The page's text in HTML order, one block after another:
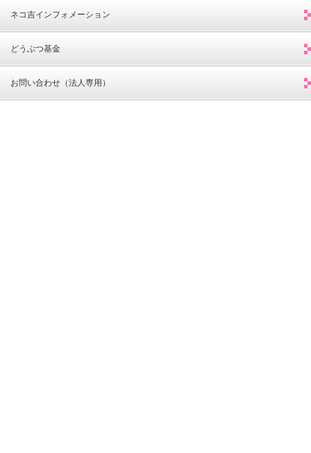
ネコ吉インフォメーション
どうぶつ基金
お問い合わせ（法人専用）